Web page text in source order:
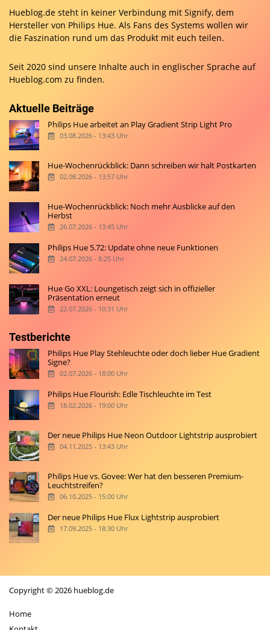
Hueblog.de steht in keiner Verbindung mit Signify, dem
Hersteller von Philips Hue. Als Fans des Systems wollen wir
die Faszination rund um das Produkt mit euch teilen.
Seit 2020 sind unsere Inhalte auch in englischer Sprache auf
Hueblog.com zu finden.
Aktuelle Beiträge
Philips Hue arbeitet an Play Gradient Strip Light Pro
03.08.2026 - 13:43 Uhr
Hue-Wochenrückblick: Dann schreiben wir halt Postkarten
02.08.2026 - 13:57 Uhr
Hue-Wochenrückblick: Noch mehr Ausblicke auf den
Herbst
26.07.2026 - 13:45 Uhr
Philips Hue 5.72: Update ohne neue Funktionen
24.07.2026 - 8:25 Uhr
Hue Go XXL: Loungetisch zeigt sich in offizieller
Präsentation erneut
22.07.2026 - 10:31 Uhr
Testberichte
Philips Hue Play Stehleuchte oder doch lieber Hue Gradient
Signe?
02.07.2026 - 18:00 Uhr
Philips Hue Flourish: Edle Tischleuchte im Test
18.02.2026 - 19:00 Uhr
Der neue Philips Hue Neon Outdoor Lightstrip ausprobiert
04.11.2025 - 13:43 Uhr
Philips Hue vs. Govee: Wer hat den besseren Premium-
Leuchtstreifen?
06.10.2025 - 15:00 Uhr
Der neue Philips Hue Flux Lightstrip ausprobiert
17.09.2025 - 18:30 Uhr
Copyright © 2026 hueblog.de
Home